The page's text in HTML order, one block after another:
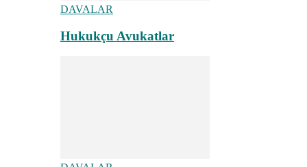
DAVALAR
Hukukçu Avukatlar